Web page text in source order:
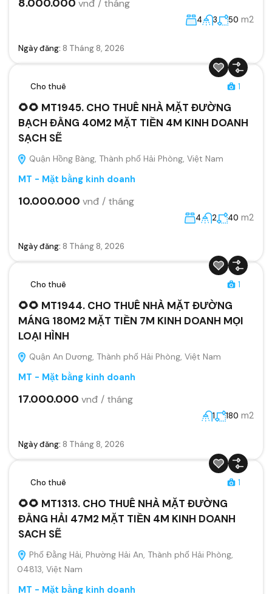
8.000.000 vnđ / tháng
4 3 50 m2
Ngày đăng: 8 Tháng 8, 2026
Cho thuê 1
🌻🌻 MT1945. CHO THUÊ NHÀ MẶT ĐƯỜNG
BẠCH ĐẰNG 40M2 MẶT TIỀN 4M KINH DOANH
SẠCH SẼ
Quận Hồng Bàng, Thành phố Hải Phòng, Việt Nam
MT - Mặt bằng kinh doanh
10.000.000 vnđ / tháng
4 2 40 m2
Ngày đăng: 8 Tháng 8, 2026
Cho thuê 1
🌻🌻 MT1944. CHO THUÊ NHÀ MẶT ĐƯỜNG
MÁNG 180M2 MẶT TIỀN 7M KINH DOANH MỌI
LOẠI HÌNH
Quận An Dương, Thành phố Hải Phòng, Việt Nam
MT - Mặt bằng kinh doanh
17.000.000 vnđ / tháng
1 180 m2
Ngày đăng: 8 Tháng 8, 2026
Cho thuê 1
🌻🌻 MT1313. CHO THUÊ NHÀ MẶT ĐƯỜNG
ĐẰNG HẢI 47M2 MẶT TIỀN 4M KINH DOANH
SACH SẼ
Phố Đằng Hải, Phường Hải An, Thành phố Hải Phòng,
04813, Việt Nam
MT - Mặt bằng kinh doanh